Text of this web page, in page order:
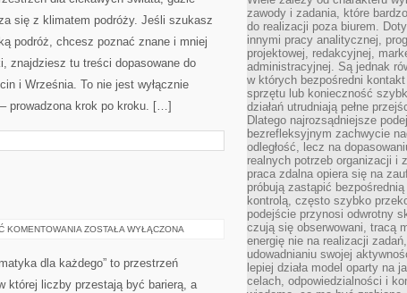
się z klimatem podróży. Jeśli szukasz
podróż, chcesz poznać znane i mniej
znajdziesz tu treści dopasowane do
i Września. To nie jest wyłącznie
prowadzona krok po kroku. […]
KOMENTOWANIA PODSTAWY
ZOSTAŁA WYŁĄCZONA
dla każdego” to przestrzeń
której liczby przestają być barierą, a
zawody i zadania, które
do realizacji poza biurem.
innymi pracy analitycznej,
projektowej, redakcyjnej,
administracyjnej. Są jednak
w których bezpośredni
sprzętu lub konieczność
działań utrudniają pełne
Dlatego najrozsądniejsze
bezrefleksyjnym zachwycie
odległość, lecz na
realnych potrzeb organizacji i
praca zdalna opiera się na
próbują zastąpić
kontrolą, często szybko
podejście przynosi odwrotny
czują się obserwowani, tracą
energię nie na realizacji
udowadnianiu swojej
lepiej działa model oparty na
celach, odpowiedzialności i